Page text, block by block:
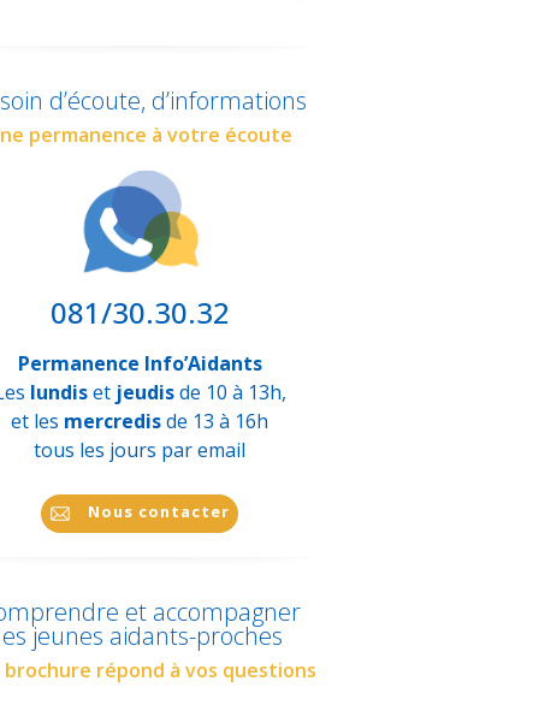
d’écoute, d’informations
permanence à votre écoute
081/30.30.32
Permanence Info’Aidants
lundiset jeudisde 10 à 13h,
et les mercredisde 13 à 16h
tous les jours par email
Nous contacter
et accompagner
jeunes aidants-proches
brochure répond à vos questions